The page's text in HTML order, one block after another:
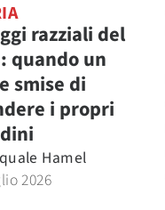
razziali del
quando un
smise di
i propri
Hamel
2026